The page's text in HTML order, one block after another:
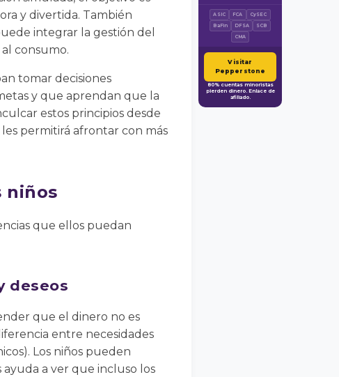
y divertida. También
integrar la gestión del
consumo.
tomar decisiones
y que aprendan que la
estos principios desde
permitirá afrontar con más
niños
que ellos puedan
deseos
que el dinero no es
entre necesidades
Los niños pueden
ayuda a ver que incluso los
ASIC FCA
CySEC
BaFin
DFSA
SCB
CMA
Visitar
Pepperstone
80% cuentas minoristas
pierden dinero. Enlace de
afiliado.